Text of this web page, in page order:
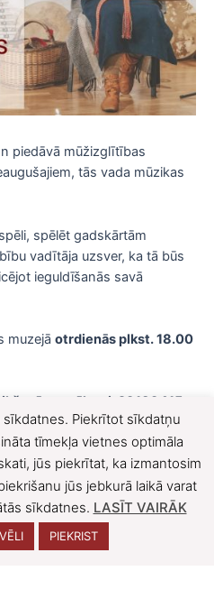
piedāvā mūžizglītības
tās vada mūzikas
spēlēt gadskārtām
vadītāja uzsver, ka tā būs
ieguldīšanās savā
muzejā otrdienās plkst. 18.00
pa tālruni: 29139415.
Piekrītot sīkdatņu
tīmekļa vietnes optimāla
jūs piekrītat, ka izmantosim
jūs jebkurā laikā varat
sīkdatnes. LASĪT VAIRĀK
PIEKRIST